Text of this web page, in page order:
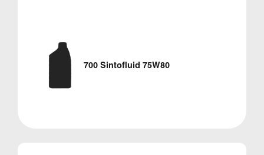
700 Sintofluid 75W80